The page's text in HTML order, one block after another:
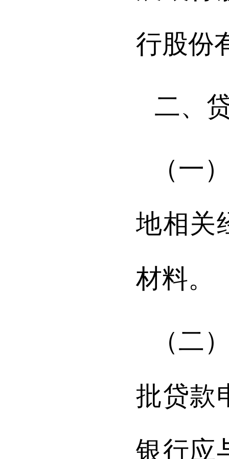
行股份
二、
（一
地相关
材料。
（二
批贷款
银行应